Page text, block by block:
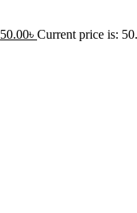
50.00৳ Current price is: